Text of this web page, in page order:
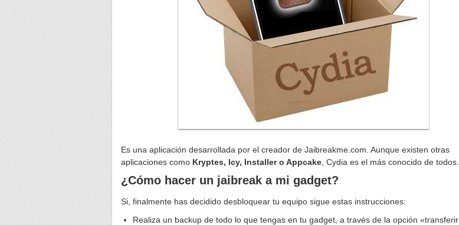
Es una aplicación desarrollada por el creador de Jaibreakme.com. Aunque existen otras
aplicaciones como Kryptes, Icy, Installer o Appcake, Cydia es el más conocido de todos.
¿Cómo hacer un jaibreak a mi gadget?
Si, finalmente has decidido desbloquear tu equipo sigue estas instrucciones:
Realiza un backup de todo lo que tengas en tu gadget, a través de la opción «transferir